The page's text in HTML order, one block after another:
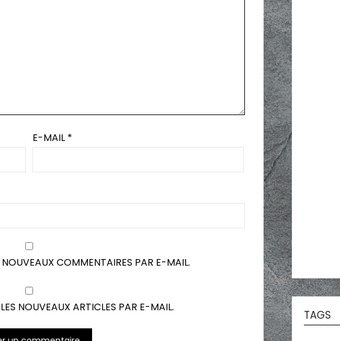
E-MAIL *
COMMENTAIRES PAR E-MAIL.
NOUVEAUX ARTICLES PAR E-MAIL.
TAGS